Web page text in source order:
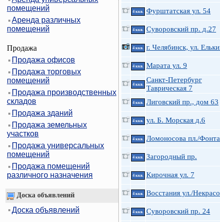
помещений
Аренда различных
помещений
Продажа
Продажа офисов
Продажа торговых
помещений
Продажа производственных
складов
Продажа зданий
Продажа земельных
участков
Продажа универсальных
помещений
Продажа помещений
различного назначения
Доска объявлений
Доска объявлений
4 ккв. Фурштатская ул. 54
4 ккв. Суворовский пр. д.27
4 ккв. г. Челябинск, ул.
4 ккв. Марата ул. 9
4 ккв.
Санкт-Петербург
Таврическая 7
4 ккв. Лиговский пр., дом 63
4 ккв. ул. Б. Морская д.6
4 ккв. Ломоносова пл./
4 ккв. Загородный пр.
4 ккв. Кирочная ул. 7
4 ккв. Восстания ул./
4 ккв. Суворовский пр. 24